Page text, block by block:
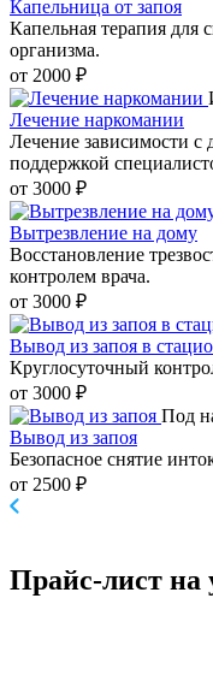
Капельница от запоя
Капельная терапия
организма.
от 2000 ₽
Лечение наркомании
Лечение зависимости с
поддержкой
от 3000 ₽
Вытрезвление на дому
Восстановление
контролем врача.
от 3000 ₽
Вывод из запоя в
Круглосуточный
от 3000 ₽
Под
Вывод из запоя
Безопасное снятие
от 2500 ₽
Прайс-лист на